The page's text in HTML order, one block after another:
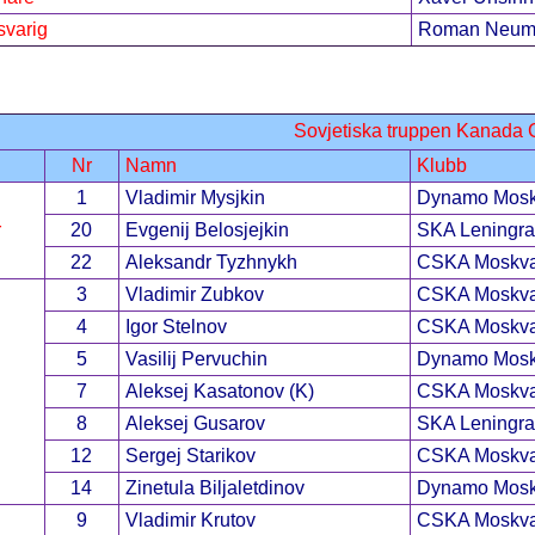
Roman
Sovjetiska truppen Kanada
Nr
Namn Klubb
1 Vladimir Mysjkin
Dynamo
20
Evgenij Belosjejkin
SKA
22
Aleksandr Tyzhnykh
CSKA
3
Vladimir Zubkov
CSKA
4
Igor Stelnov
CSKA
5
Vasilij Pervuchin
Dynamo
7
Aleksej Kasatonov (K)
CSKA
8
Aleksej Gusarov
SKA
12
Sergej Starikov
CSKA
14
Zinetula Biljaletdinov
Dynamo
9
Vladimir Krutov CSKA